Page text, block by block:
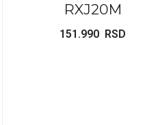
RXJ20M
151.990 RSD